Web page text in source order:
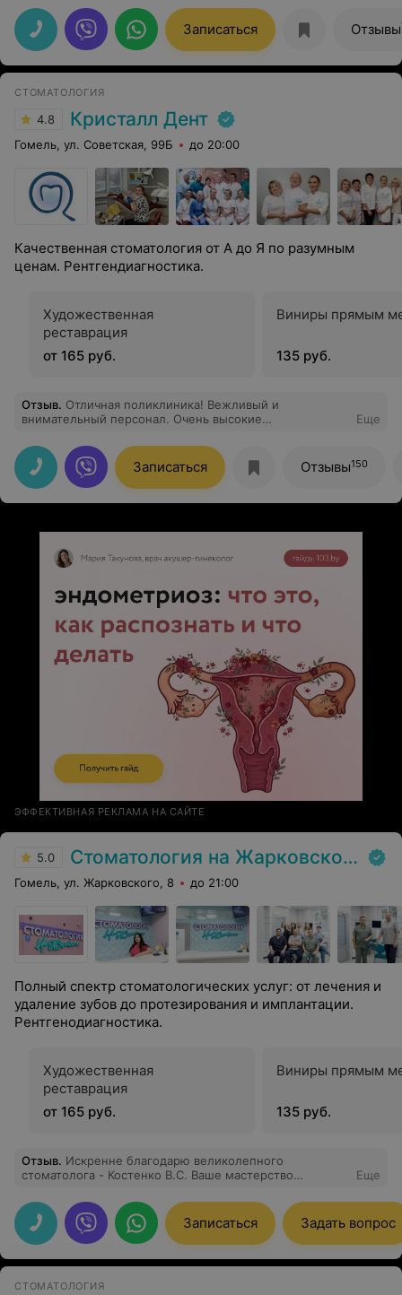
пациенту, атмосферой самой клиники. Тактичное
отношение и желание удовлетворить все потребности
пациента-приятно удивили! Особенная благодарность
доктору Шарай П.А.! Профессионал своего дела и
просто приятный человек! Спасибо! Теперь мы в числе
Записаться Отзывы
СТОМАТОЛОГИЯ
4.8 Кристалл Дент
Гомель, ул. Советская, 99Б до 20:00
Качественная стоматология от А до Я по разумным
ценам. Рентгендиагностика.
Художественная
реставрация
от 165 руб.
Виниры прямым
135 руб.
Отзыв. Отличная поликлиника! Вежливый и
внимательный персонал. Очень высокие
поликлиникой врачу-ортопеду Масло Дмитрию
Михайловичу и врачу- терапевту Ероховой Евгении
Евгеньевне.
Еще
Записаться Отзывы150
ЭФФЕКТИВНАЯ РЕКЛАМА НА САЙТЕ
5.0 Стоматология на Жарковского
Гомель, ул. Жарковского, 8 до 21:00
Полный спектр стоматологических услуг: от лечения и
удаление зубов до протезирования и имплантации.
Рентгенодиагностика.
Художественная
реставрация
от 165 руб.
Виниры прямым
135 руб.
Отзыв. Искренне благодарю великолепного
стоматолога - Костенко В.С. Ваше мастерство
глубокое уважение. Спасибо за ту красоту, которую вы
создаёте своим усердным и внимательным трудом!
Еще
Записаться Задать вопрос
СТОМАТОЛОГИЯ